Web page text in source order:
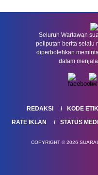
Seluruh Wartawan
peliputan berita selalu
diperbolehkan
dalam
REDAKSI KODE ETIK
RATE IKLAN
STATUS
COPYRIGHT © 2026